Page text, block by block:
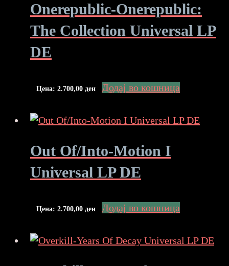
Onerepublic-Onerepublic:
The Collection Universal LP
DE
Цена: 2.700,00 ден Додај во кошница
Out Of/Into-Motion I
Universal LP DE
Цена: 2.700,00 ден Додај во кошница